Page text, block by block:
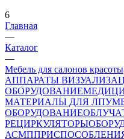
6
Главная
—
Каталог
—
Мебель для салонов красоты
АППАРАТЫ
ОБОРУДОВАНИЕ
МАТЕРИАЛЫ ДЛЯ ЛПУ
ОБОРУДОВАНИЕ
РЕЦИРКУЛЯТОРЫ
АСМП